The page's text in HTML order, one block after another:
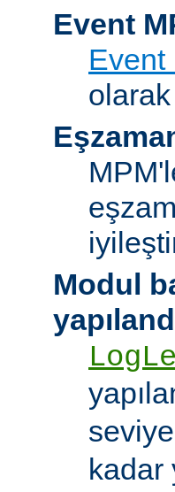
Event
Event
Modul
kadar